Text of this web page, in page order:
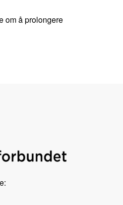
om å prolongere